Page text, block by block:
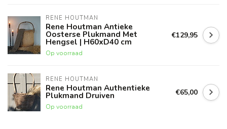
RENE HOUTMAN
Rene Houtman Antieke
Oosterse Plukmand Met
Hengsel | H60xD40 cm
Op voorraad
€129,95
RENE HOUTMAN
Rene Houtman Authentieke
Plukmand Druiven
Op voorraad
€65,00